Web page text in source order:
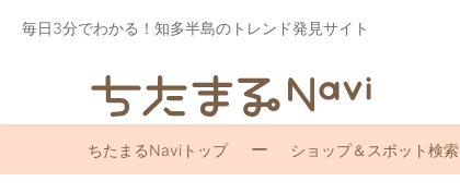
毎日3分でわかる！知多半島のトレンド発見サイト
ちたまるNaviトップ ショップ＆スポット検索